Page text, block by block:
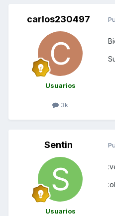
carlos230497
Usuarios
3k
Sentin
Usuarios